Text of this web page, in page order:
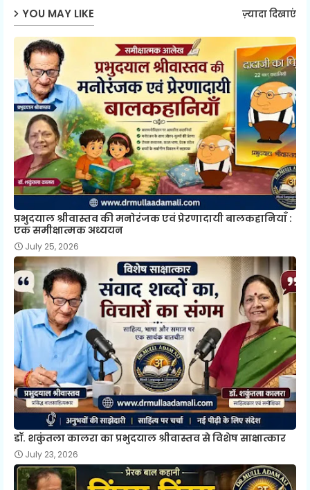
YOU MAY LIKE ज़्यादा दिखाएं
प्रभुदयाल श्रीवास्तव की मनोरंजक एवं प्रेरणादायी बालकहानियाँ :
एक समीक्षात्मक अध्ययन
July 25, 2026
डॉ. शकुंतला कालरा का प्रभुदयाल श्रीवास्तव से विशेष साक्षात्कार
July 23, 2026